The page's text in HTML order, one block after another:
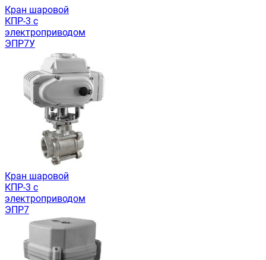
Кран шаровой
КПР-3 с
электроприводом
ЭПР7У
Кран шаровой
КПР-3 с
электроприводом
ЭПР7